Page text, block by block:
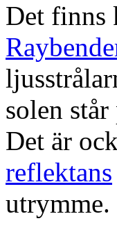
Det finns
solen
Det är
reflektans
utrymme.